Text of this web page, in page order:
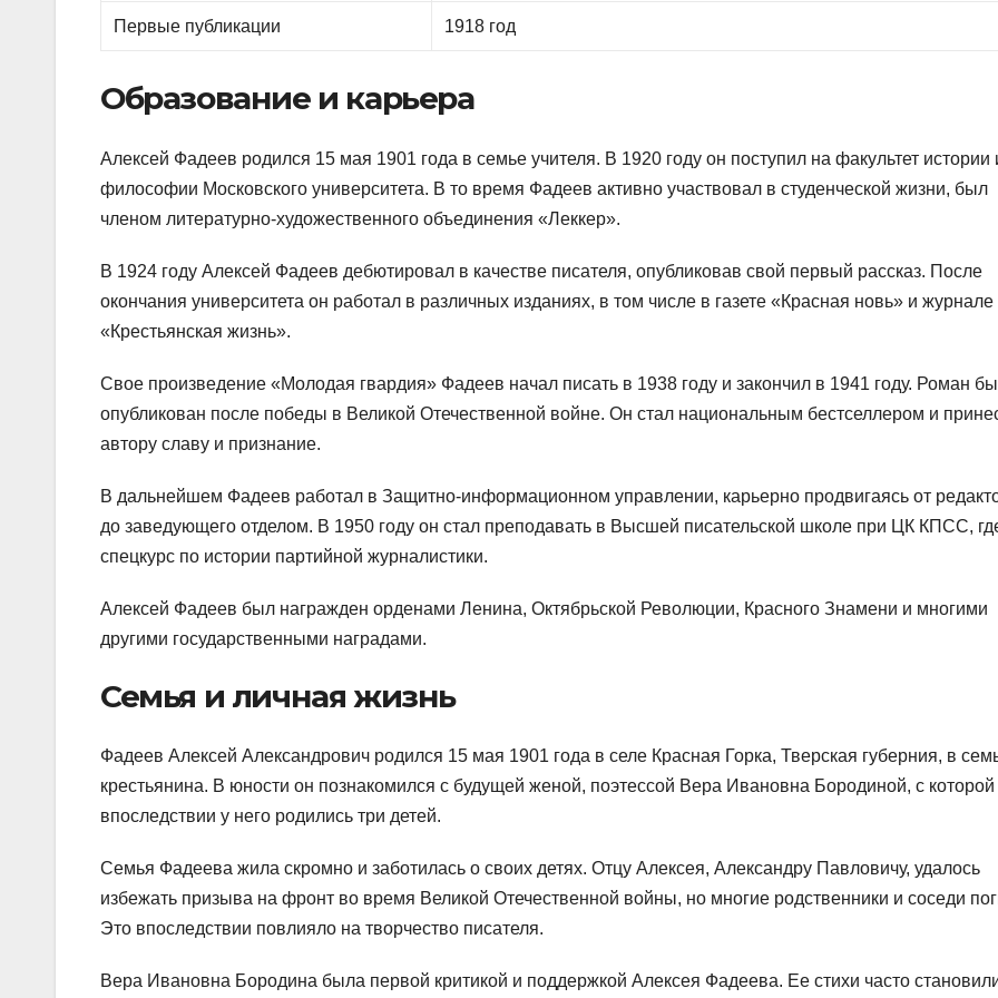
Первые публикации 1918 год
Образование и карьера
Алексей Фадеев родился 15 мая 1901 года в семье учителя. В 1920 году он поступил на факультет истории
философии Московского университета. В то время Фадеев активно участвовал в студенческой жизни, был
членом литературно-художественного объединения «Леккер».
В 1924 году Алексей Фадеев дебютировал в качестве писателя, опубликовав свой первый рассказ. После
окончания университета он работал в различных изданиях, в том числе в газете «Красная новь» и журнале
«Крестьянская жизнь».
Свое произведение «Молодая гвардия» Фадеев начал писать в 1938 году и закончил в 1941 году. Роман
опубликован после победы в Великой Отечественной войне. Он стал национальным бестселлером и
автору славу и признание.
В дальнейшем Фадеев работал в Защитно-информационном управлении, карьерно продвигаясь от
до заведующего отделом. В 1950 году он стал преподавать в Высшей писательской школе при ЦК КПСС,
спецкурс по истории партийной журналистики.
Алексей Фадеев был награжден орденами Ленина, Октябрьской Революции, Красного Знамени и многими
другими государственными наградами.
Семья и личная жизнь
Фадеев Алексей Александрович родился 15 мая 1901 года в селе Красная Горка, Тверская губерния, в
крестьянина. В юности он познакомился с будущей женой, поэтессой Вера Ивановна Бородиной, с которой
впоследствии у него родились три детей.
Семья Фадеева жила скромно и заботилась о своих детях. Отцу Алексея, Александру Павловичу, удалось
избежать призыва на фронт во время Великой Отечественной войны, но многие родственники и соседи
Это впоследствии повлияло на творчество писателя.
Вера Ивановна Бородина была первой критикой и поддержкой Алексея Фадеева. Ее стихи часто